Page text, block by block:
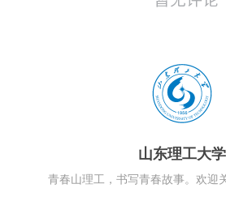
山东理工大学
青春山理工，书写青春故事。欢迎